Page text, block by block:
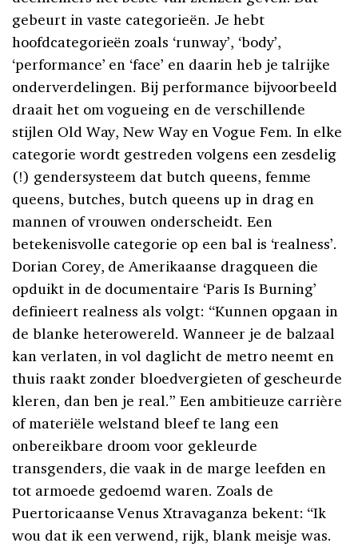
gebeurt in vaste categorieën. Je hebt
hoofdcategorieën zoals ‘runway’, ‘body’,
‘performance’ en ‘face’ en daarin heb je talrijke
onderverdelingen. Bij performance bijvoorbeeld
draait het om vogueing en de verschillende
stijlen Old Way, New Way en Vogue Fem. In elke
categorie wordt gestreden volgens een zesdelig
(!) gendersysteem dat butch queens, femme
queens, butches, butch queens up in drag en
mannen of vrouwen onderscheidt. Een
betekenisvolle categorie op een bal is ‘realness’.
Dorian Corey, de Amerikaanse dragqueen die
opduikt in de documentaire ‘Paris Is Burning’
definieert realness als volgt: “Kunnen opgaan in
de blanke heterowereld. Wanneer je de balzaal
kan verlaten, in vol daglicht de metro neemt en
thuis raakt zonder bloedvergieten of gescheurde
kleren, dan ben je real.” Een ambitieuze carrière
of materiële welstand bleef te lang een
onbereikbare droom voor gekleurde
transgenders, die vaak in de marge leefden en
tot armoede gedoemd waren. Zoals de
Puertoricaanse Venus Xtravaganza bekent: “Ik
wou dat ik een verwend, rijk, blank meisje was.